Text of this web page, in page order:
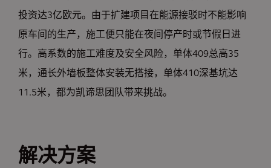
投资达3亿欧元。由于扩建项目在能源接驳时不能影响
原车间的生产，施工便只能在夜间停产时或节假日进
行。高系数的施工难度及安全风险，单体409总高35
米，通长外墙板整体安装无搭接，单体410深基坑达
11.5米，都为凯谛思团队带来挑战。
解决方案